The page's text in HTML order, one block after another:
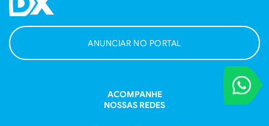
VOCÊ
Entre em
ANUNCIAR NO PORTAL
ACOMPANHE
NOSSAS REDES